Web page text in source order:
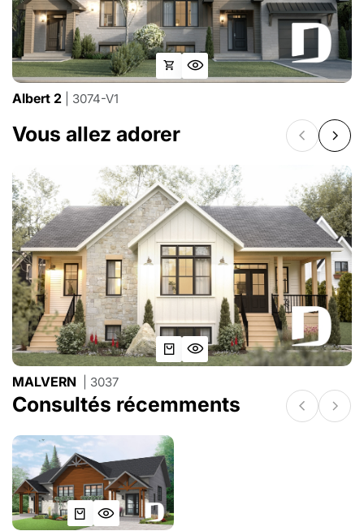
Albert 2 | 3074-V1
Vous allez adorer
MALVERN | 3037
Consultés récemments